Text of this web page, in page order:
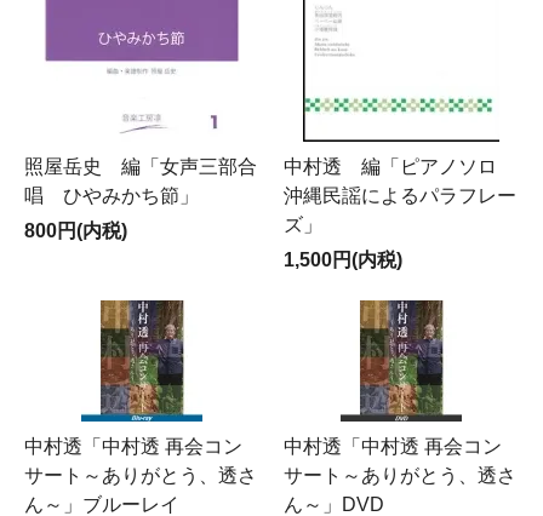
照屋岳史 編「女声三部合
唱 ひやみかち節」
800円(内税)
中村透 編「ピアノソロ
沖縄民謡によるパラフレー
ズ」
1,500円(内税)
中村透「中村透 再会コン
サート～ありがとう、透さ
ん～」ブルーレイ
中村透「中村透 再会コン
サート～ありがとう、透さ
ん～」DVD